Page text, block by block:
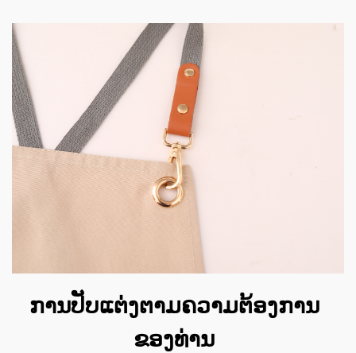
ການປັບແຕ່ງຕາມຄວາມຕ້ອງການ
ຂອງທ່ານ